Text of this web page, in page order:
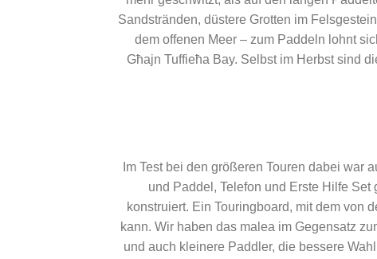
Sandstränden, düstere Grotten im
dem offenen Meer – zum Paddeln lohnt
Għajn Tuffieħa Bay. Selbst im Herbst sind
Im Test bei den größeren Touren dabei war
und Paddel, Telefon und Erste Hilfe
konstruiert. Ein Touringboard, mit dem von
kann. Wir haben das malea im Gegensatz
und auch kleinere Paddler, die bessere